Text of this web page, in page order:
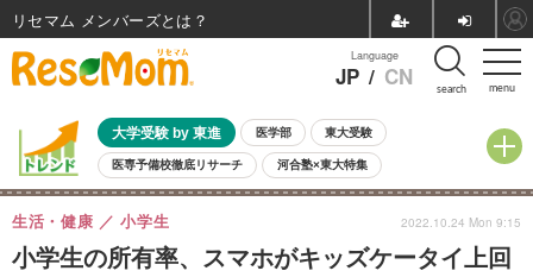
menu
Language
JP / CN search
大学受験 by 東進 医学部 東大受験
医専予備校徹底リサーチ 河合塾×東大特集
親子で考える大学選び 高校受験 中学受験 小学校受験
共通テスト 夏休み
8月開催イベント・WS 全国公立高校 過去問 人気記事
小学生の所有率、スマホがキッズケータイ上回
生活・健康 小学生 2022.10.24 Mon 9:15
リセマム メンバーズ